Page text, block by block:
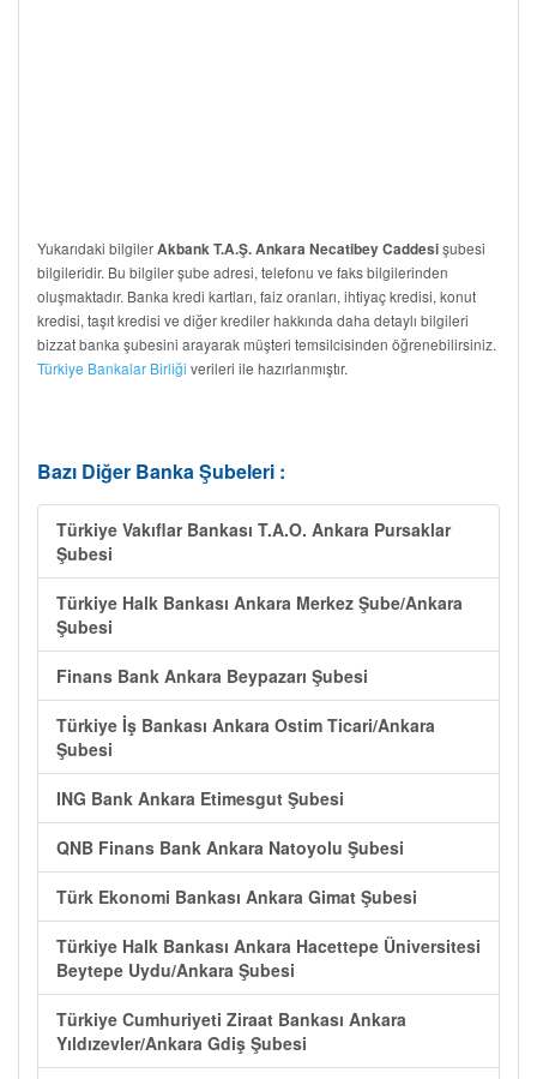
Yukarıdaki bilgilerAkbank T.A.Ş. Ankara Necatibey Caddesişubesi
bilgileridir. Bu bilgiler şube adresi, telefonu ve faks bilgilerinden
oluşmaktadır. Banka kredi kartları, faiz oranları, ihtiyaç kredisi, konut
kredisi, taşıt kredisi ve diğer krediler hakkında daha detaylı bilgileri
bizzat banka şubesini arayarak müşteri temsilcisinden öğrenebilirsiniz.
Türkiye Bankalar Birliği verileri ile hazırlanmıştır.
Bazı Diğer Banka Şubeleri :
Türkiye Vakıflar Bankası T.A.O. Ankara Pursaklar
Şubesi
Türkiye Halk Bankası Ankara Merkez Şube/Ankara
Şubesi
Finans Bank Ankara Beypazarı Şubesi
Türkiye İş Bankası Ankara Ostim Ticari/Ankara
Şubesi
ING Bank Ankara Etimesgut Şubesi
QNB Finans Bank Ankara Natoyolu Şubesi
Türk Ekonomi Bankası Ankara Gimat Şubesi
Türkiye Halk Bankası Ankara Hacettepe Üniversitesi
Beytepe Uydu/Ankara Şubesi
Türkiye Cumhuriyeti Ziraat Bankası Ankara
Yıldızevler/Ankara Gdiş Şubesi